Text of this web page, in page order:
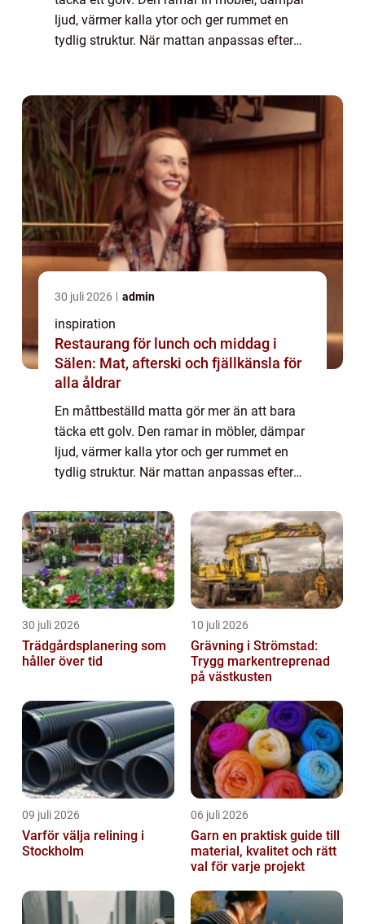
ljud, värmer kalla ytor och ger rummet en
tydlig struktur. När mattan anpassas efter
30 juli 2026 admin
inspiration
Restaurang för lunch och middag i
Sälen: Mat, afterski och fjällkänsla för
alla åldrar
En måttbeställd matta gör mer än att bara
täcka ett golv. Den ramar in möbler, dämpar
ljud, värmer kalla ytor och ger rummet en
tydlig struktur. När mattan anpassas efter
30 juli 2026
Trädgårdsplanering som
håller över tid
10 juli 2026
Grävning i Strömstad:
Trygg markentreprenad
på västkusten
09 juli 2026
Varför välja relining i
Stockholm
06 juli 2026
Garn en praktisk guide till
material, kvalitet och rätt
val för varje projekt